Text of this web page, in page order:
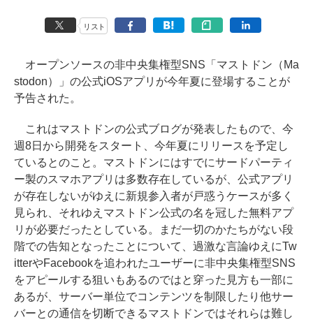
リスト
オープンソースの非中央集権型SNS「マストドン（Ma
stodon）」の公式iOSアプリが今年夏に登場することが
予告された。
これはマストドンの公式ブログが発表したもので、今
週8日から開発をスタート、今年夏にリリースを予定し
ているとのこと。マストドンにはすでにサードパーティ
ー製のスマホアプリは多数存在しているが、公式アプリ
が存在しないがゆえに新規参入者が戸惑うケースが多く
見られ、それゆえマストドン公式の名を冠した無料アプ
リが必要だったとしている。まだ一切のかたちがない段
階での告知となったことについて、過激な言論ゆえにTw
itterやFacebookを追われたユーザーに非中央集権型SNS
をアピールする狙いもあるのではと穿った見方も一部に
あるが、サーバー単位でコンテンツを制限したり他サー
バーとの通信を切断できるマストドンではそれらは難し